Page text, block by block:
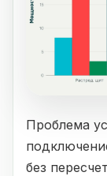
Проблема
без